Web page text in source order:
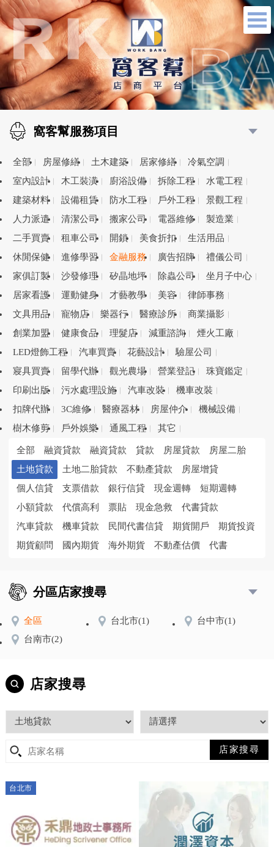
窩客幫服務項目
全部 房屋修繕 土木建築 居家修繕
冷氣空調
室內設計
木工裝潢 廚浴設備 拆除工程
水電工程
建築材料
設備租賃 防水工程 戶外工程
景觀工程
人力派遣
清潔公司 搬家公司 電器維修
製造業
二手買賣
租車公司 開鎖 美食折扣
生活用品
休閒保健
進修學習 金融服務 廣告招牌
禮儀公司
家俱訂製
沙發修理 矽晶地坪 除蟲公司
坐月子中心
居家看護
運動健身 才藝教學 美容
律師事務
文具用品
寵物店 樂器行 醫療診所
商業攝影
創業加盟
健康食品 理髮店 減重諮詢
煙火工廠
LED燈飾工程
汽車買賣 花藝設計
驗屋公司
寢具買賣
留學代辦 觀光農場 營業登記
珠寶鑑定
印刷出版
污水處理設施 汽車改裝
機車改裝
扣牌代辦
3C維修 醫療器材 房屋仲介
機械設備
樹木修剪
戶外娛樂 通風工程 其它
全部 融資貸款 融資貸款 貸款 房屋貸款
房屋二胎
土地貸款
土地二胎貸款 不動產貸款
房屋增貸
個人信貸
支票借款 銀行信貸 現金週轉
短期週轉
小額貸款
代償高利 票貼 現金急救
代書貸款
汽車貸款
機車貸款 民間代書信貸 期貨開戶
期貨投資
期貨顧問
國內期貨 海外期貨 不動產估價 代書
分區店家搜尋
全區 台北市(1) 台中市(1)
台南市(2)
店家搜尋
台北市